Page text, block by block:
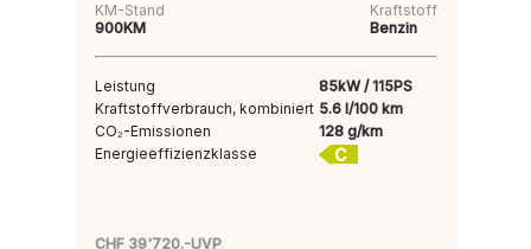
KM-Stand
900KM
Kraftstoff
Benzin
Leistung
85kW / 115PS
Kraftstoffverbrauch, kombiniert 5.6 l/100 km
CO₂-Emissionen
128 g/km
Energieeffizienzklasse
C
CHF 39'720.-UVP